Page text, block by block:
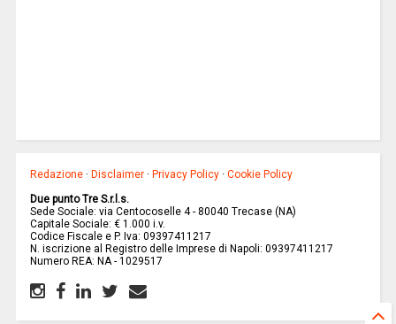
Redazione ·Disclaimer ·Privacy Policy ·Cookie Policy
Due punto Tre S.r.l.s.
Sede Sociale: via Centocoselle 4 - 80040 Trecase (NA)
Capitale Sociale: € 1.000 i.v.
Codice Fiscale e P. Iva: 09397411217
N. iscrizione al Registro delle Imprese di Napoli: 09397411217
Numero REA: NA - 1029517